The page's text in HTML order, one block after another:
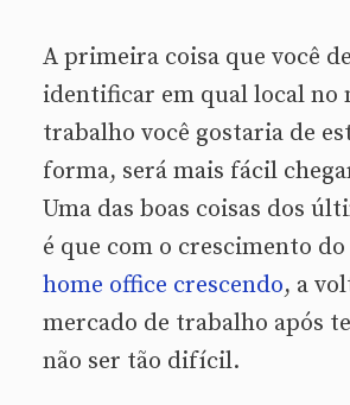
A primeira coisa que você
identificar em qual local no
trabalho você gostaria de
forma, será mais fácil
Uma das boas coisas dos
é que com o crescimento
home office crescendo, a
mercado de trabalho após
não ser tão difícil.